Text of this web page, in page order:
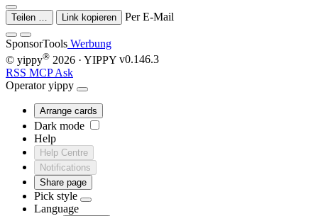
Teilen … Link kopieren Per E-Mail
SponsorTools Werbung
© yippy® 2026 · YIPPY v0.146.3
RSS MCPAsk
Operator yippy
Arrange cards
Dark mode
Help
Help Centre
Notifications
Share page
Pick style
Language